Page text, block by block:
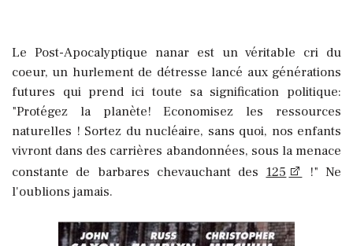
Le Post-Apocalyptique nanar est un véritable cri du
coeur, un hurlement de détresse lancé aux générations
futures qui prend ici toute sa signification politique:
"Protégez la planète! Economisez les ressources
naturelles ! Sortez du nucléaire, sans quoi, nos enfants
vivront dans des carrières abandonnées, sous la menace
constante de barbares chevauchant des 125
!" Ne
l'oublions jamais.